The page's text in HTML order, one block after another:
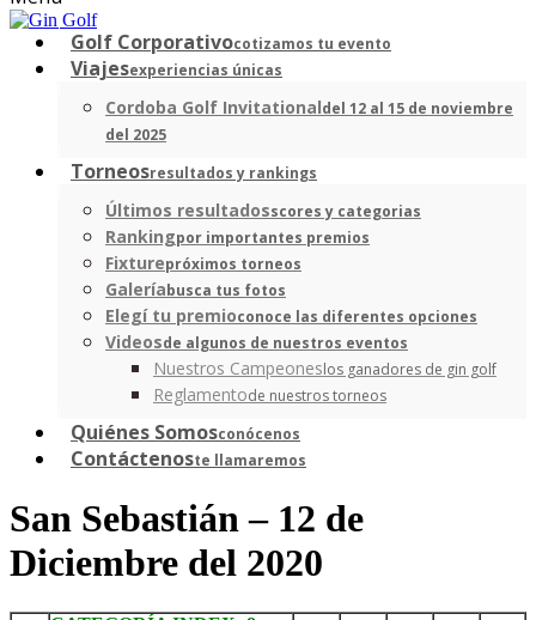
Golf Corporativocotizamos tu evento
Viajesexperiencias únicas
Cordoba Golf Invitationaldel 12 al 15 de noviembre
del 2025
Torneosresultados y rankings
Últimos resultadosscores y categorias
Rankingpor importantes premios
Fixturepróximos torneos
Galeríabusca tus fotos
Elegí tu premioconoce las diferentes opciones
Videosde algunos de nuestros eventos
Nuestros Campeoneslos ganadores de gin golf
Reglamentode nuestros torneos
Quiénes Somosconócenos
Contáctenoste llamaremos
San Sebastián – 12 de
Diciembre del 2020